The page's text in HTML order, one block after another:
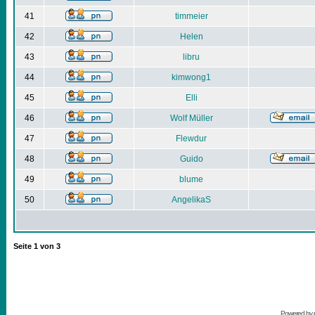
41 timmeier
42 Helen
43 libru
44 kimwong1
45 Elli
46 Wolf Müller
47 Flewdur
48 Guido
49 blume
50 AngelikaS
Seite 1 von 3
Powered by